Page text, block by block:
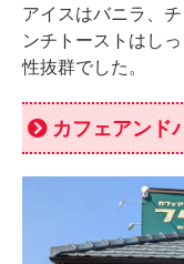
アイスはバニラ、
ンチトーストはし
性抜群でした。
カフェアンド